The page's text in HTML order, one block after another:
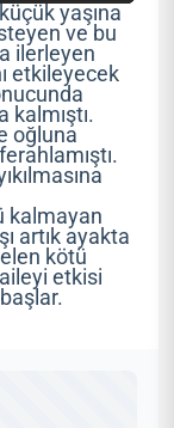
yaşına
ve bu
ilerleyen
etkileyecek
kalmıştı.
oğluna
kalmayan
artık ayakta
kötü
etkisi